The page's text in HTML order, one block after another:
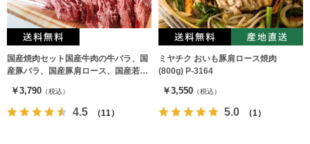
国産焼肉セット国産牛肉の牛バラ、国
産豚バラ、国産豚肩ロース、国産若鶏
￥3,790 （税込）
4.5 （11）
ミヤチク おいも豚肩ロース焼肉
(800g) P-3164
￥3,550 （税込）
5.0 （1）